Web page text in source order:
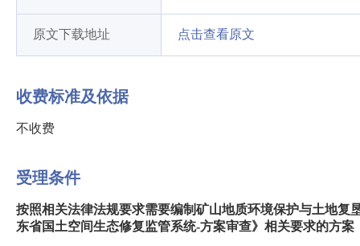
原文下载地址 点击查看原文
收费标准及依据
不收费
受理条件
按照相关法律法规要求需要编制矿山地质环境保护与土地
东省国土空间生态修复监管系统-方案审查》相关要求的方案